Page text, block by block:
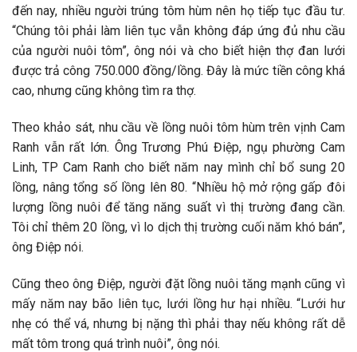
đến nay, nhiều người trúng tôm hùm nên họ tiếp tục đầu tư.
“Chúng tôi phải làm liên tục vẫn không đáp ứng đủ nhu cầu
của người nuôi tôm”, ông nói và cho biết hiện thợ đan lưới
được trả công 750.000 đồng/lồng. Đây là mức tiền công khá
cao, nhưng cũng không tìm ra thợ.
Theo khảo sát, nhu cầu về lồng nuôi tôm hùm trên vịnh Cam
Ranh vẫn rất lớn. Ông Trương Phú Điệp, ngụ phường Cam
Linh, TP Cam Ranh cho biết năm nay mình chỉ bổ sung 20
lồng, nâng tổng số lồng lên 80. “Nhiều hộ mở rộng gấp đôi
lượng lồng nuôi để tăng năng suất vì thị trường đang cần.
Tôi chỉ thêm 20 lồng, vì lo dịch thị trường cuối năm khó bán”,
ông Điệp nói.
Cũng theo ông Điệp, người đặt lồng nuôi tăng mạnh cũng vì
mấy năm nay bão liên tục, lưới lồng hư hại nhiều. “Lưới hư
nhẹ có thể vá, nhưng bị nặng thì phải thay nếu không rất dễ
mất tôm trong quá trình nuôi”, ông nói.